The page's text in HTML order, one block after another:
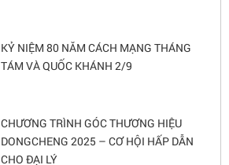
KỶ NIỆM 80 NĂM CÁCH MẠNG THÁNG
TÁM VÀ QUỐC KHÁNH 2/9
CHƯƠNG TRÌNH GÓC THƯƠNG HIỆU
DONGCHENG 2025 – CƠ HỘI HẤP DẪN
CHO ĐẠI LÝ